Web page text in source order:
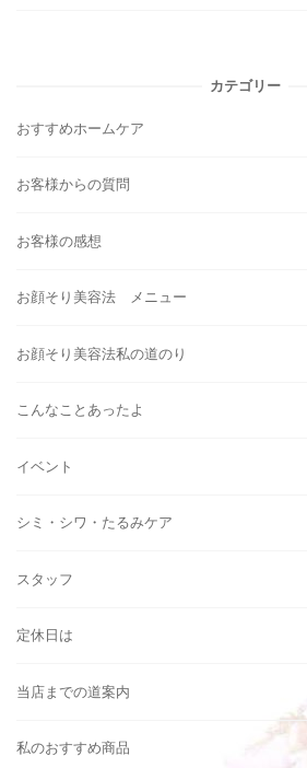
カテゴリー
おすすめホームケア
お客様からの質問
お客様の感想
お顔そり美容法 メニュー
お顔そり美容法私の道のり
こんなことあったよ
イベント
シミ・シワ・たるみケア
スタッフ
定休日は
当店までの道案内
私のおすすめ商品